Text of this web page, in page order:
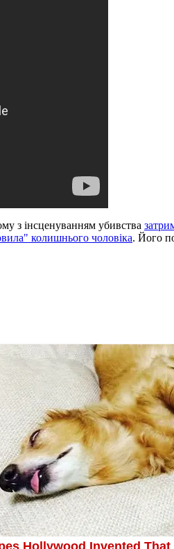
з інсценуванням убивства
колишнього чоловіка. Його